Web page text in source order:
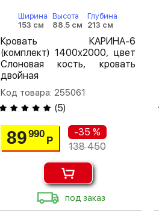
Ширина
153 см
Высота
88.5 см
Глубина
213 см
Кровать КАРИНА-6
(комплект) 1400х2000, цвет
Слоновая кость, кровать
двойная
Код товара: 255061
(5)
89990
Р
-35 %
138 450
под заказ